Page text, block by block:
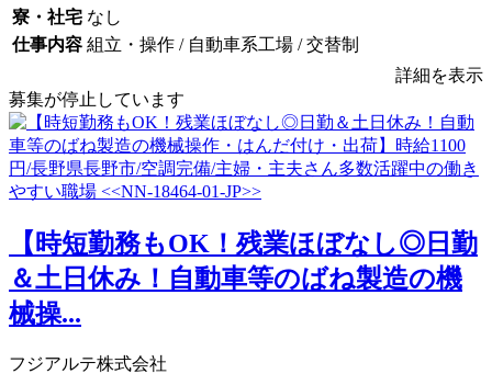
寮・社宅 なし
仕事内容 組立・操作 / 自動車系工場 / 交替制
詳細を表示
募集が停止しています
【時短勤務もOK！残業ほぼなし◎日勤
＆土日休み！自動車等のばね製造の機
械操...
フジアルテ株式会社